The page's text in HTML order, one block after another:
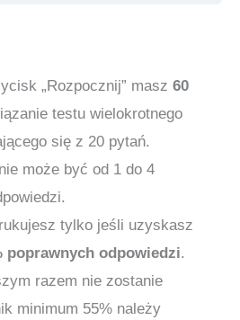
„Rozpocznij” masz 60
testu wielokrotnego
się z 20 pytań.
może być od 1 do 4
tylko jeśli uzyskasz
poprawnych odpowiedzi.
razem nie zostanie
minimum 55% należy